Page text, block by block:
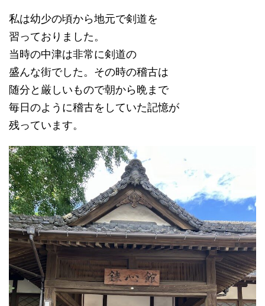
私は幼少の頃から地元で剣道を
習っておりました。
当時の中津は非常に剣道の
盛んな街でした。その時の稽古は
随分と厳しいもので朝から晩まで
毎日のように稽古をしていた記憶が
残っています。